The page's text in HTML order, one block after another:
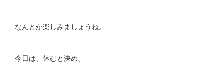
なんとか楽しみましょうね。
今日は、休むと決め、